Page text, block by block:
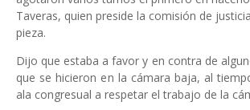
Taveras, quien preside la comisión de
pieza.
Dijo que estaba a favor y en contra de
que se hicieron en la cámara baja, al
ala congresual a respetar el trabajo de la